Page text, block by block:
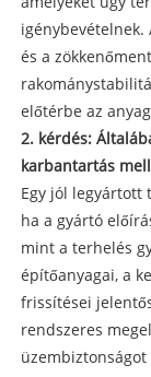
igénybevételnek.
és a
előtérbe az
2. kérdés:
karbantartás
Egy jól legyártott
ha a gyártó
mint a terhelés
építőanyagai, a
frissítései
rendszeres